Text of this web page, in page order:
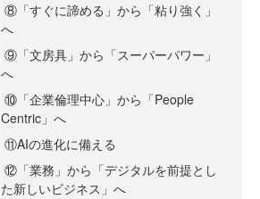
⑧「すぐに諦める」から「粘り強く」
へ
⑨「文房具」から「スーパーパワー」
へ
⑩「企業倫理中心」から「People
Centric」へ
⑪AIの進化に備える
⑫「業務」から「デジタルを前提とし
た新しいビジネス」へ